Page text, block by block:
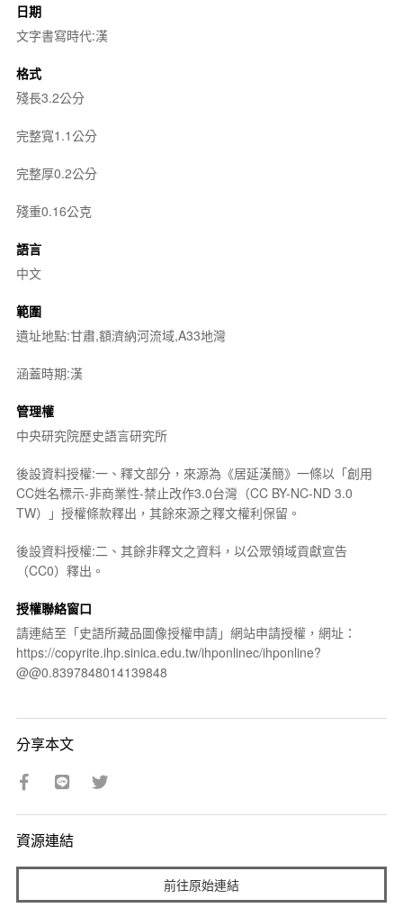
日期
文字書寫時代:漢
格式
殘長3.2公分
完整寬1.1公分
完整厚0.2公分
殘重0.16公克
語言
中文
範圍
遺址地點:甘肅,額濟納河流域,A33地灣
涵蓋時期:漢
管理權
中央研究院歷史語言研究所
後設資料授權:一、釋文部分，來源為《居延漢簡》一條以「創用
CC姓名標示-非商業性-禁止改作3.0台灣（CC BY-NC-ND 3.0
TW）」授權條款釋出，其餘來源之釋文權利保留。
後設資料授權:二、其餘非釋文之資料，以公眾領域貢獻宣告
（CC0）釋出。
授權聯絡窗口
請連結至「史語所藏品圖像授權申請」網站申請授權，網址：
https://copyrite.ihp.sinica.edu.tw/ihponlinec/ihponline?
@@0.8397848014139848
分享本文
資源連結
前往原始連結